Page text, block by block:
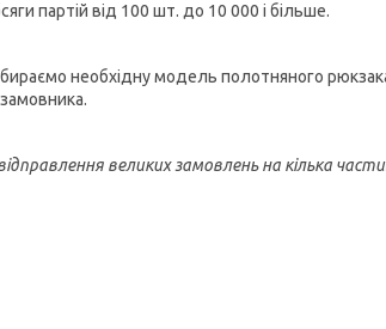
партій від 100 шт. до 10 000 і більше.
необхідну модель полотняного
великих замовлень на кілька